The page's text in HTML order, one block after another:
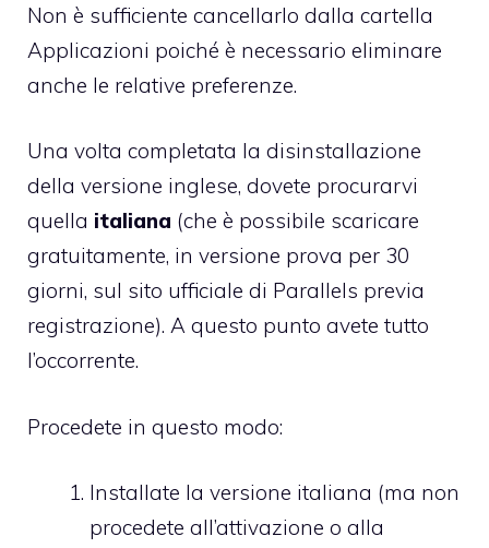
Non è sufficiente cancellarlo dalla cartella
Applicazioni poiché è necessario eliminare
anche le relative preferenze.
Una volta completata la disinstallazione
della versione inglese, dovete procurarvi
quella italiana (che è possibile scaricare
gratuitamente, in versione prova per 30
giorni, sul sito ufficiale di Parallels previa
registrazione). A questo punto avete tutto
l’occorrente.
Procedete in questo modo:
Installate la versione italiana (ma non
procedete all’attivazione o alla